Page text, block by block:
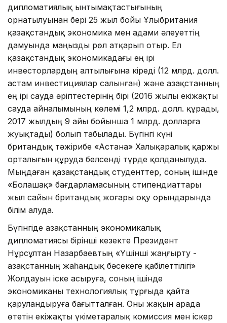
дипломатиялық ынтымақтастығының
орнатылуынан бері 25 жыл бойы Ұлыбритания
қазақстандық экономика мен адами әлеуеттің
дамуында маңызды рөл атқарып отыр. Ел
қазақстандық экономикадағы ең ірі
инвесторлардың алтылығына кіреді (12 млрд. долл.
астам инвестициялар салынған) және Қазақстанның
ең ірі сауда әріптестерінің бірі (2016 жылы екіжақты
сауда айналымының көлемі 1,2 млрд. долл. құрады,
2017 жылдың 9 айы бойынша 1 млрд. долларға
жуықтады) болып табылады. Бүгінгі күні
британдық тәжірибе «Астана» Халықаралық қаржы
орталығын құруда белсенді түрде қолданылуда.
Мыңдаған қазақстандық студенттер, соның ішінде
«Болашақ» бағдарламасының стипендиаттары
жыл сайын британдық жоғары оқу орындарында
білім алуда.
Бүгінгіде Қазақстанның экономикалық
дипломатиясы бірінші кезекте Президент
Нұрсұлтан Назарбаевтың «Үшінші жаңғырту -
Қазақстанның жаһандық бәсекеге қабілеттілігі»
Жолдауын іске асыруға, соның ішінде
экономиканы технологиялық тұрғыда қайта
қаруландыруға бағытталған. Оны жақын арада
өтетін екіжақты үкіметаралық комиссия мен іскер